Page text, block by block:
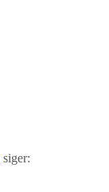
siger: